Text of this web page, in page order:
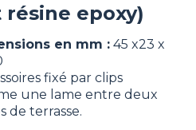
epoxy)
en mm : 45 x23 x
fixé par clips
une lame entre deux
de terrasse.